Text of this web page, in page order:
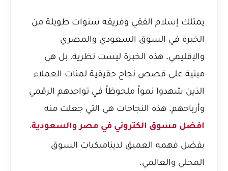
يمتلك إسلام الفقي وفريقه سنوات طويلة من
الخبرة في السوق السعودي والمصري
والإقليمي. هذه الخبرة ليست نظرية، بل هي
مبنية على قصص نجاح حقيقية لمئات العملاء
الذين شهدوا نمواً ملحوظاً في تواجدهم الرقمي
وأرباحهم. هذه النجاحات هي التي جعلت منه
افضل مسوق الكتروني في مصر والسعودية،
بفضل فهمه العميق لديناميكيات السوق
المحلي والعالمي.